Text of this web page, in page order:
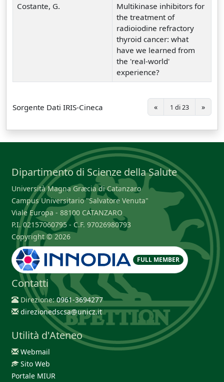
Costante, G.
Multikinase inhibitors for
the treatment of
radioiodine refractory
thyroid cancer: what
have we learned from
the 'real-world'
experience?
Sorgente Dati IRIS-Cineca « 1 di 23 »
Dipartimento di Scienze della Salute
Università Magna Græcia di Catanzaro
Campus Universitario "Salvatore Venuta"
Viale Europa - 88100 CATANZARO
P.I. 02157060795 - C.F. 97026980793
Copyright © 2026
FULL MEMBER
Contatti
Direzione:0961-3694277
direzionedscsa@unicz.it
Utilità d'Ateneo
Webmail
Sito Web
Portale MIUR